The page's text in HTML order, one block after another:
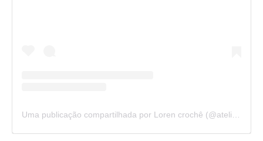
Uma publicação compartilhada por Loren crochê (@atelie_loren_croche)